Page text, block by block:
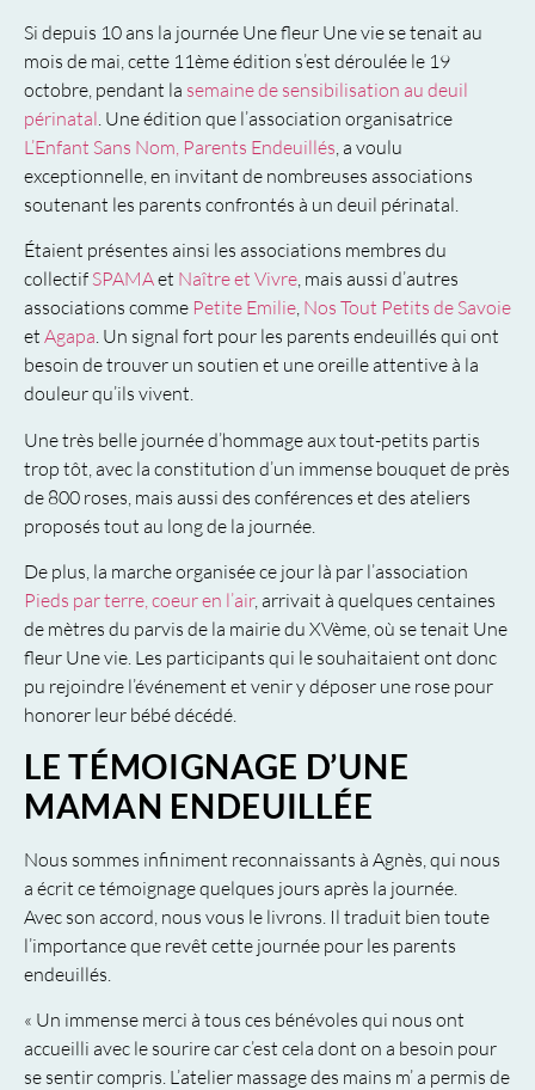
Si depuis 10 ans la journée Une fleur Une vie se tenait au
mois de mai, cette 11ème édition s’est déroulée le 19
octobre, pendant la semaine de sensibilisation au deuil
périnatal. Une édition que l’association organisatrice
L’Enfant Sans Nom, Parents Endeuillés, a voulu
exceptionnelle, en invitant de nombreuses associations
soutenant les parents confrontés à un deuil périnatal.
Étaient présentes ainsi les associations membres du
collectif SPAMAet Naître et Vivre, mais aussi d’autres
associations comme Petite Emilie, Nos Tout Petits de Savoie
et Agapa. Un signal fort pour les parents endeuillés qui ont
besoin de trouver un soutien et une oreille attentive à la
douleur qu’ils vivent.
Une très belle journée d’hommage aux tout-petits partis
trop tôt, avec la constitution d’un immense bouquet de près
de 800 roses, mais aussi des conférences et des ateliers
proposés tout au long de la journée.
De plus, la marche organisée ce jour là par l’association
Pieds par terre, coeur en l’air, arrivait à quelques centaines
de mètres du parvis de la mairie du XVème, où se tenait Une
fleur Une vie. Les participants qui le souhaitaient ont donc
pu rejoindre l’événement et venir y déposer une rose pour
honorer leur bébé décédé.
LE TÉMOIGNAGE D’UNE
MAMAN ENDEUILLÉE
Nous sommes infiniment reconnaissants à Agnès, qui nous
a écrit ce témoignage quelques jours après la journée.
Avec son accord, nous vous le livrons. Il traduit bien toute
l’importance que revêt cette journée pour les parents
endeuillés.
« Un immense merci à tous ces bénévoles qui nous ont
accueilli avec le sourire car c’est cela dont on a besoin pour
se sentir compris. L’atelier massage des mains m’ a permis de